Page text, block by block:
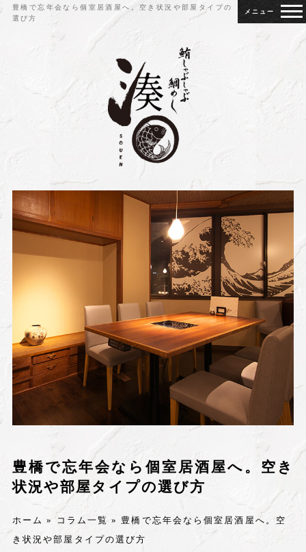
豊橋で忘年会なら個室居酒屋へ。空き状況や部屋タイプの
選び方
豊橋で忘年会なら個室居酒屋へ。空き
状況や部屋タイプの選び方
ホーム » コラム一覧 » 豊橋で忘年会なら個室居酒屋へ。空
き状況や部屋タイプの選び方